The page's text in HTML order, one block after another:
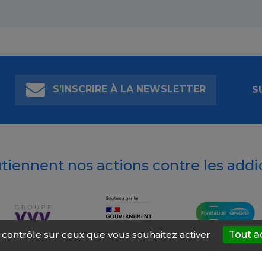
S’INSCRIRE À LA NEWSLETTER
nos actions contre les
sur ceux que vous souhaitez activer Tout